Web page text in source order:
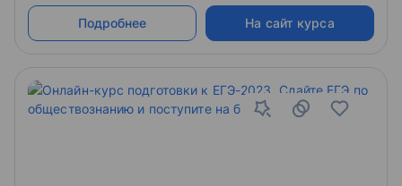
Подробнее На сайт курса